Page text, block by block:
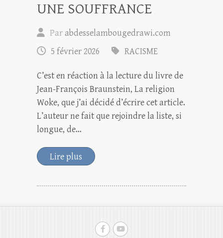
UNE SOUFFRANCE
Par abdesselambougedrawi.com
5 février 2026
RACISME
C’est en réaction à la lecture du livre de
Jean-François Braunstein, La religion
Woke, que j’ai décidé d’écrire cet article.
L’auteur ne fait que rejoindre la liste, si
longue, de…
Lire plus